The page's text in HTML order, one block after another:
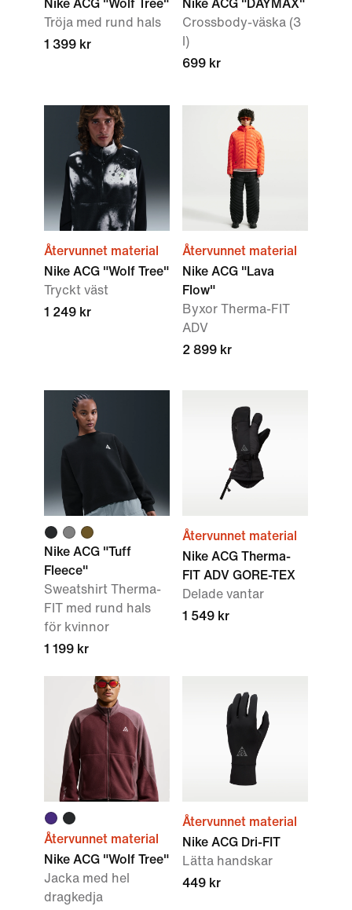
Nike ACG "Wolf Tree"
Tröja med rund hals
1 399 kr
Nike ACG "DAYMAX"
Crossbody-väska (3
l)
699 kr
Återvunnet material
Nike ACG "Wolf Tree"
Tryckt väst
1 249 kr
Återvunnet material
Nike ACG "Lava
Flow"
Byxor Therma-FIT
ADV
2 899 kr
Nike ACG "Tuff
Fleece"
Sweatshirt Therma-
FIT med rund hals
för kvinnor
1 199 kr
Återvunnet material
Nike ACG Therma-
FIT ADV GORE-TEX
Delade vantar
1 549 kr
Återvunnet material
Nike ACG "Wolf Tree"
Jacka med hel
dragkedja
Återvunnet material
Nike ACG Dri-FIT
Lätta handskar
449 kr